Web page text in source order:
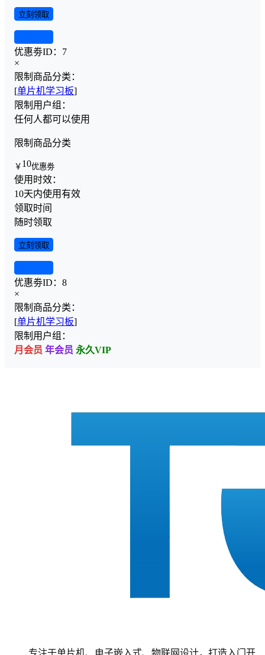
立刻领取
优惠劵ID： 7
×
限制商品分类：
[单片机学习板]
限制用户组：
任何人都可以使用
限制商品分类
￥ 10优惠劵
使用时效：
10天内使用有效
领取时间
随时领取
立刻领取
优惠劵ID： 8
×
限制商品分类：
[单片机学习板]
限制用户组：
月会员 年会员 永久VIP
专注于单片机、电子嵌入式、物联网设计，打造入门开